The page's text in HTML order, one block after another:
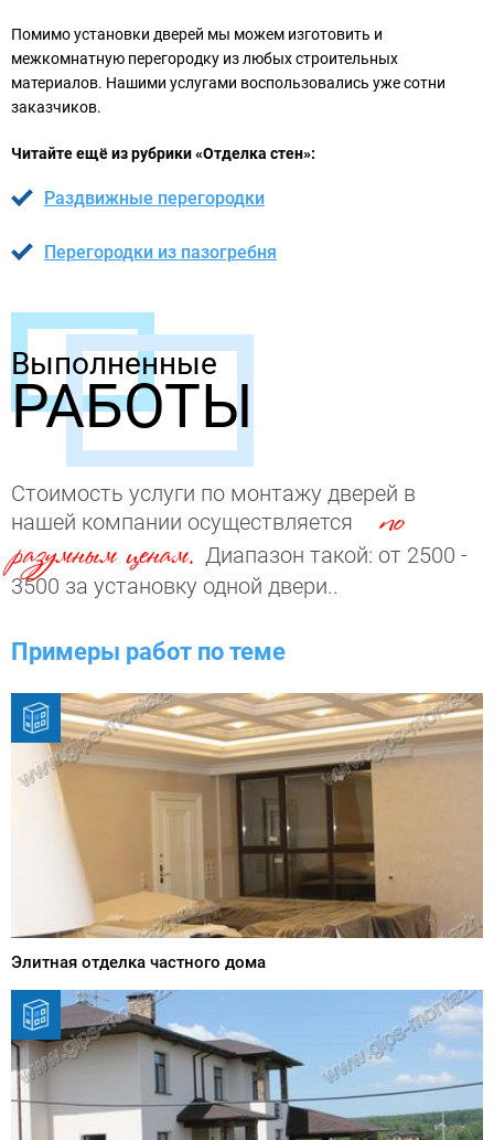
Помимо установки дверей мы можем изготовить и
межкомнатную перегородку из любых строительных
материалов. Нашими услугами воспользовались уже сотни
заказчиков.
Читайте ещё из рубрики «Отделка стен»:
Раздвижные перегородки
Перегородки из пазогребня
Выполненные
РАБОТЫ
Стоимость услуги по монтажу дверей в
нашей компании осуществляетсяпо
разумным ценам. Диапазон такой: от 2500 -
3500 за установку одной двери..
Примеры работ по теме
Элитная отделка частного дома